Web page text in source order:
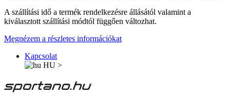
A szállítási idő a termék rendelkezésre állásától valamint a
kiválasztott szállítási módtól függően változhat.
Megnézem a részletes információkat
Kapcsolat
HU >